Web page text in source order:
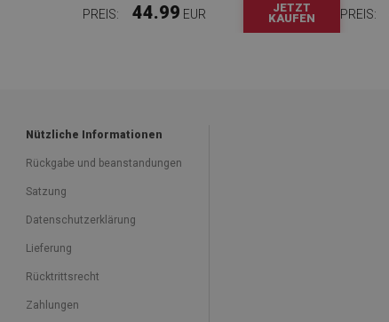
PREIS: 44.99 EUR
JETZT
KAUFEN
PREIS:
Nützliche Informationen
Rückgabe und beanstandungen
Satzung
Datenschutzerklärung
Lieferung
Rücktrittsrecht
Zahlungen